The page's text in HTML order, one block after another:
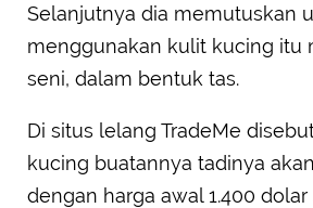
Selanjutnya dia memutuskan
menggunakan kulit kucing itu
seni, dalam bentuk tas.
Di situs lelang TradeMe
kucing buatannya tadinya
dengan harga awal 1.400